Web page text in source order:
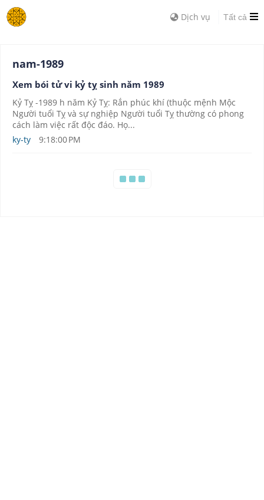
Dịch vụ Tất cả
nam-1989
Xem bói tử vi kỷ tỵ sinh năm 1989
Kỷ Tỵ -1989 h năm Kỷ Tỵ: Rắn phúc khí (thuộc mệnh Mộc
Người tuổi Tỵ và sự nghiệp Người tuổi Tỵ thường có phong
cách làm việc rất độc đáo. Họ...
ky-ty
9:18:00 PM